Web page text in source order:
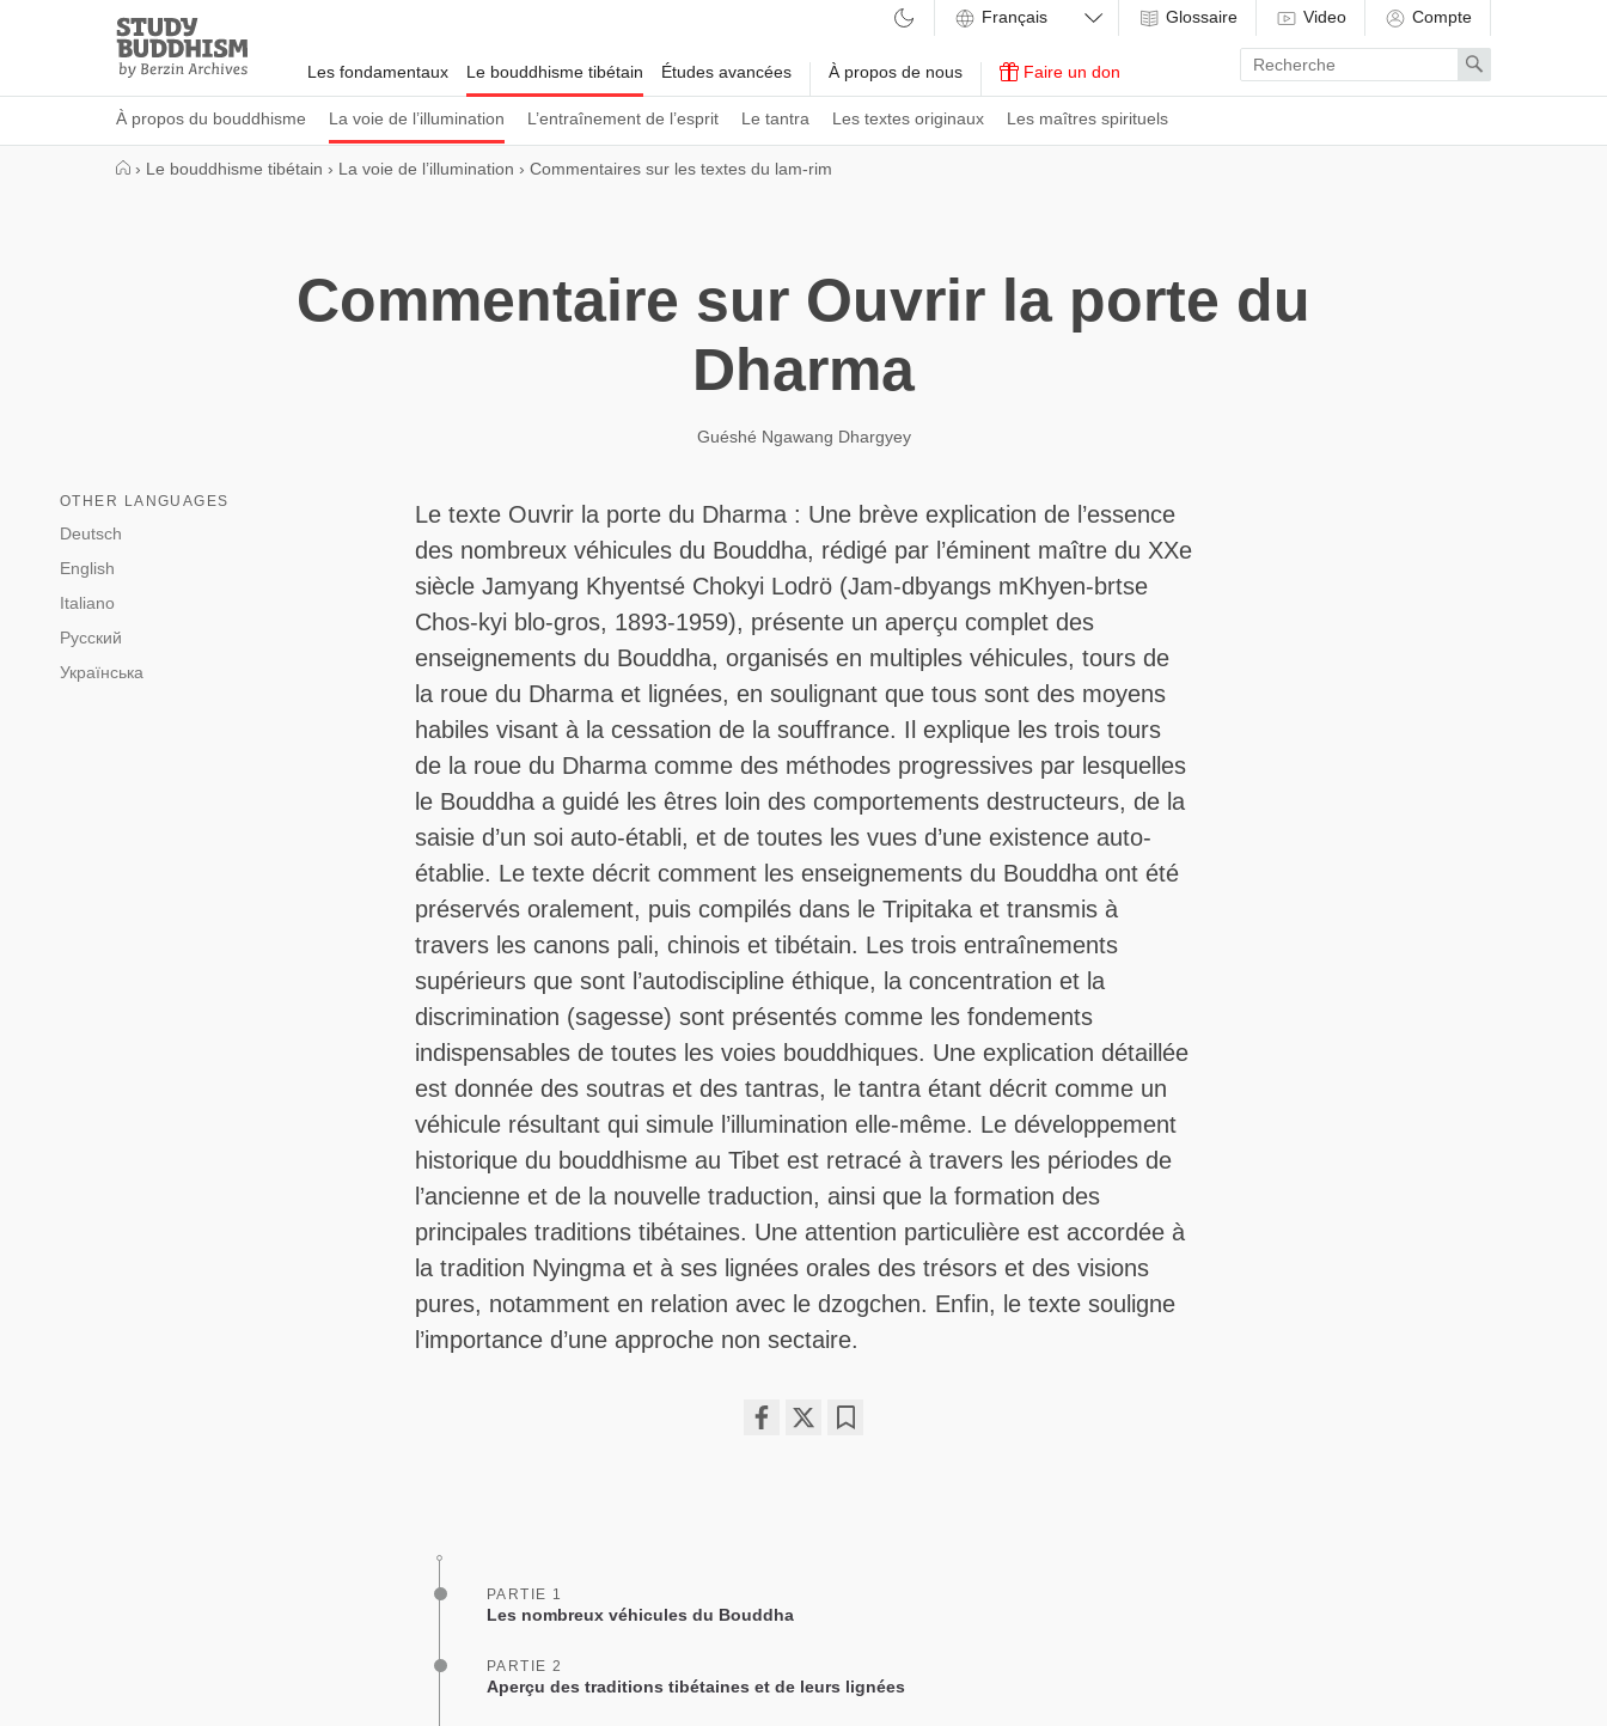
Study
Buddhism
Home
Les fondamentaux Le bouddhisme tibétain
À propos du bouddhisme La voie de l’illumination L’entraînement de l’esprit Le tantra Les textes originaux Les maîtres spirituels
Études avancées À propos de nous Faire un don
Glossaire Video Compte
Enter
search
term
Search
› Le bouddhisme tibétain › La voie de l’illumination › Commentaires sur les textes du lam-rim
Commentaire sur Ouvrir la porte du
Dharma
Guéshé Ngawang Dhargyey
OTHER LANGUAGES
Deutsch
English
Italiano
Русский
Українська
Le texte Ouvrir la porte du Dharma : Une brève explication de l’essence
des nombreux véhicules du Bouddha, rédigé par l’éminent maître du XXe
siècle Jamyang Khyentsé Chokyi Lodrö (Jam-dbyangs mKhyen-brtse
Chos-kyi blo-gros, 1893-1959), présente un aperçu complet des
enseignements du Bouddha, organisés en multiples véhicules, tours de
la roue du Dharma et lignées, en soulignant que tous sont des moyens
habiles visant à la cessation de la souffrance. Il explique les trois tours
de la roue du Dharma comme des méthodes progressives par lesquelles
le Bouddha a guidé les êtres loin des comportements destructeurs, de la
saisie d’un soi auto-établi, et de toutes les vues d’une existence auto-
établie. Le texte décrit comment les enseignements du Bouddha ont été
préservés oralement, puis compilés dans le Tripitaka et transmis à
travers les canons pali, chinois et tibétain. Les trois entraînements
supérieurs que sont l’autodiscipline éthique, la concentration et la
discrimination (sagesse) sont présentés comme les fondements
indispensables de toutes les voies bouddhiques. Une explication détaillée
est donnée des soutras et des tantras, le tantra étant décrit comme un
véhicule résultant qui simule l’illumination elle-même. Le développement
historique du bouddhisme au Tibet est retracé à travers les périodes de
l’ancienne et de la nouvelle traduction, ainsi que la formation des
principales traditions tibétaines. Une attention particulière est accordée à
la tradition Nyingma et à ses lignées orales des trésors et des visions
pures, notamment en relation avec le dzogchen. Enfin, le texte souligne
l’importance d’une approche non sectaire.
PARTIE 1
Les nombreux véhicules du Bouddha
PARTIE 2
Aperçu des traditions tibétaines et de leurs lignées